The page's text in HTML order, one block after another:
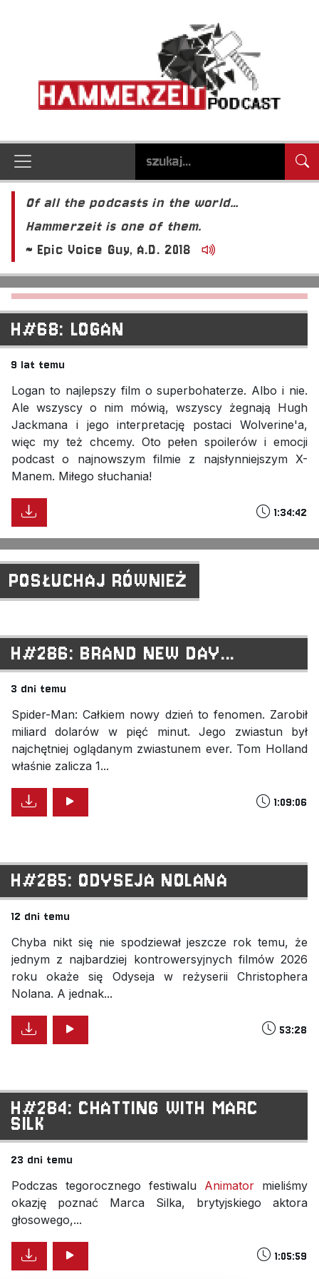
Of all the podcasts in the world…
Hammerzeit is one of them.
~ Epic Voice Guy, A.D. 2018
H#68: LOGAN
9 lat temu
Logan to najlepszy film o superbohaterze. Albo i nie.
Ale wszyscy o nim mówią, wszyscy żegnają Hugh
Jackmana i jego interpretację postaci Wolverine'a,
więc my też chcemy. Oto pełen spoilerów i emocji
podcast o najnowszym filmie z najsłynniejszym X-
Manem. Miłego słuchania!
1:34:42
POSŁUCHAJ RÓWNIEŻ
H#286: BRAND NEW DAY...
3 dni temu
Spider-Man: Całkiem nowy dzień to fenomen. Zarobił
miliard dolarów w pięć minut. Jego zwiastun był
najchętniej oglądanym zwiastunem ever. Tom Holland
właśnie zalicza 1...
1:09:06
H#285: ODYSEJA NOLANA
12 dni temu
Chyba nikt się nie spodziewał jeszcze rok temu, że
jednym z najbardziej kontrowersyjnych filmów 2026
roku okaże się Odyseja w reżyserii Christophera
Nolana. A jednak...
53:28
H#284: CHATTING WITH MARC
SILK
23 dni temu
Podczas tegorocznego festiwalu Animator mieliśmy
okazję poznać Marca Silka, brytyjskiego aktora
głosowego,...
1:05:59